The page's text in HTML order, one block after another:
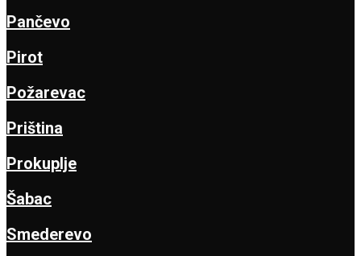
Pančevo
Pirot
Požarevac
Priština
Prokuplje
Šabac
Smederevo